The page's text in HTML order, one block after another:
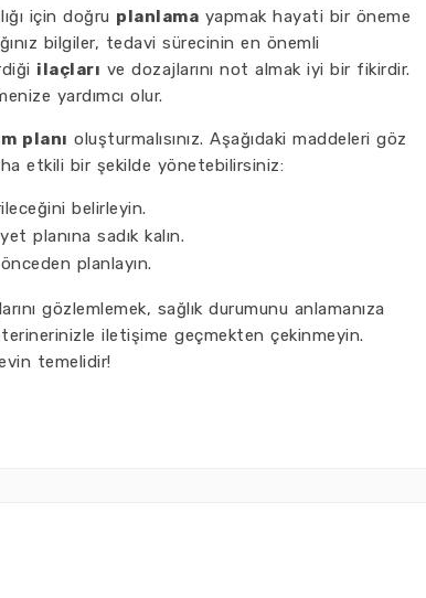
için doğru planlama yapmak hayati bir öneme
bilgiler, tedavi sürecinin en önemli
ilaçları ve dozajlarını not almak iyi bir fikirdir.
yardımcı olur.
planı oluşturmalısınız. Aşağıdaki maddeleri göz
etkili bir şekilde yönetebilirsiniz:
belirleyin.
planına sadık kalın.
planlayın.
gözlemlemek, sağlık durumunu anlamanıza
iletişime geçmekten çekinmeyin.
temelidir!